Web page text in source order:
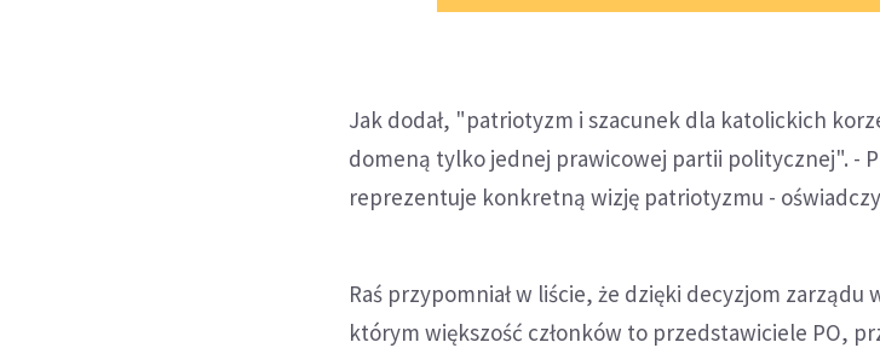
Jak dodał, "patriotyzm i szacunek dla katolickich
domeną tylko jednej prawicowej partii politycznej". -
reprezentuje konkretną wizję patriotyzmu -
Raś przypomniał w liście, że dzięki decyzjom
którym większość członków to przedstawiciele PO,